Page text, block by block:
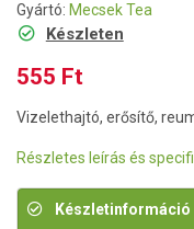
Gyártó: Mecsek Tea
Készleten
555 Ft
Vizelethajtó, erősítő,
Részletes leírás és
Készletinformáció